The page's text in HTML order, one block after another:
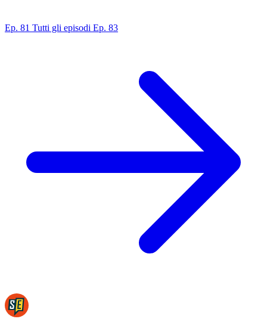
Ep. 81 Tutti gli episodi Ep. 83